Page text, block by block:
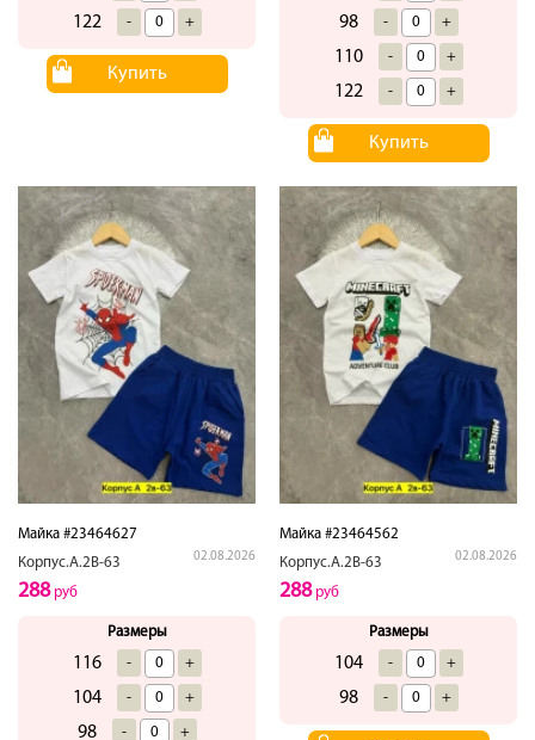
122 - +
Купить
98 - +
110 - +
122 - +
Купить
Майка #23464627
Корпус.А.2В-63
02.08.2026
288руб
Размеры
116 - +
104 - +
98 - +
Майка #23464562
Корпус.А.2В-63
02.08.2026
288руб
Размеры
104 - +
98 - +